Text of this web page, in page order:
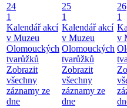
24
1
Kalendář akcí
v Muzeu
Olomouckých
tvarůžků
Zobrazit
všechny
záznamy ze
dne
25
1
Kalendář akcí
v Muzeu
Olomouckých
tvarůžků
Zobrazit
všechny
záznamy ze
dne
26
1
v